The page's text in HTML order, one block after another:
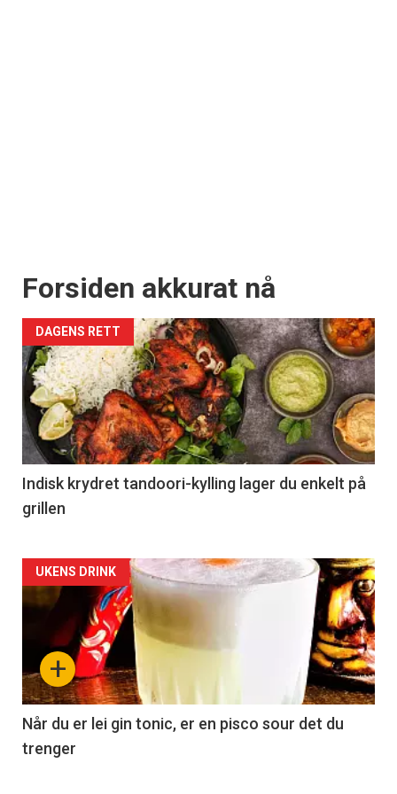
Forsiden akkurat nå
DAGENS RETT
Indisk krydret tandoori-kylling lager du enkelt på
grillen
Forsiden
akkurat
nå
-
2
+
UKENS DRINK
Når du er lei gin tonic, er en pisco sour det du
trenger